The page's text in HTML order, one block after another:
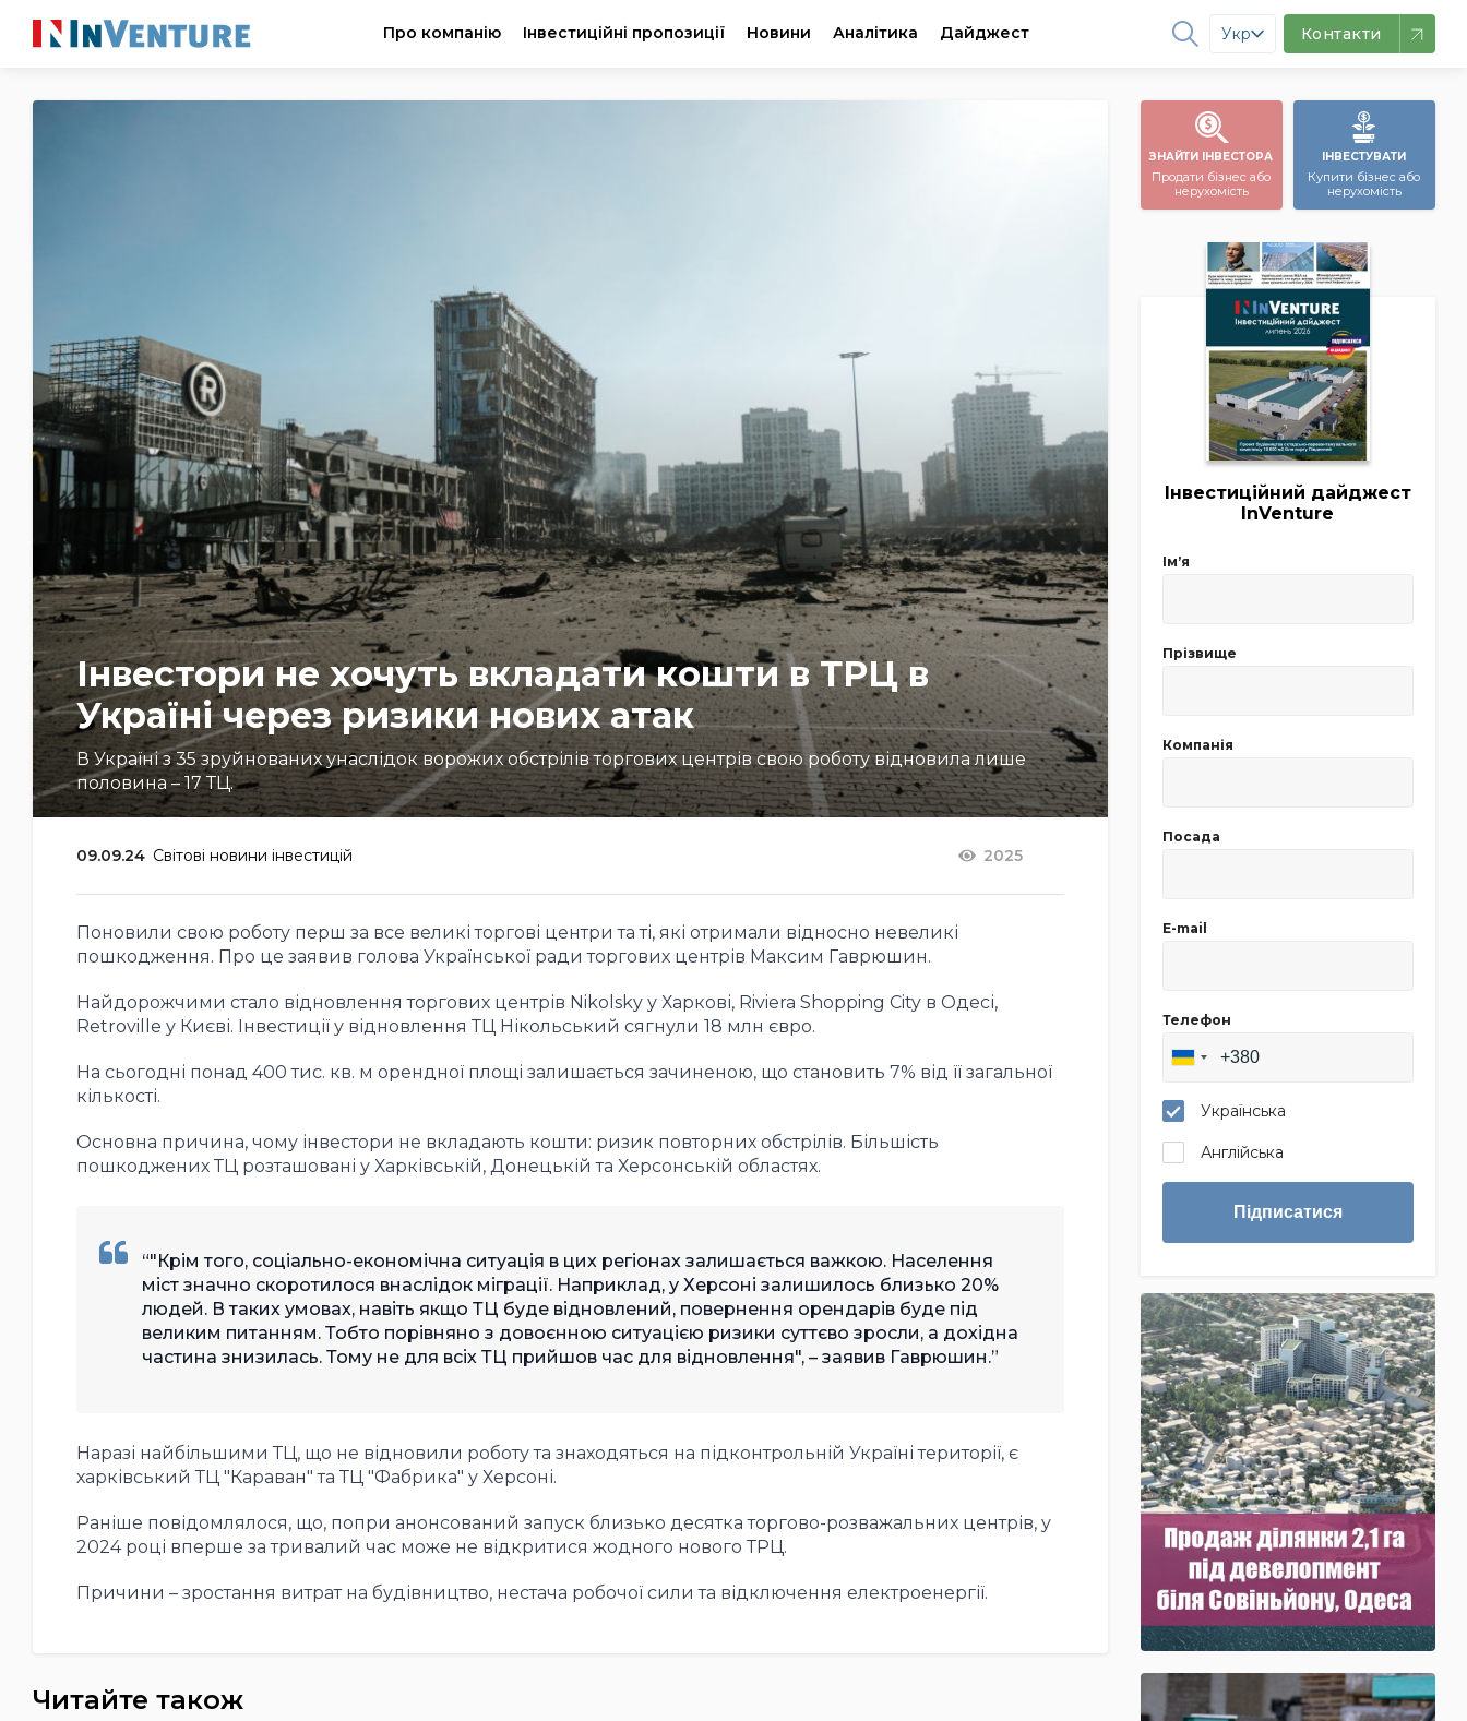
Про компанію Інвестиційні пропозиції Новини Аналітика Дайджест Укр Контакти
Інвестори не хочуть вкладати кошти в ТРЦ в
Україні через ризики нових атак
В Україні з 35 зруйнованих унаслідок ворожих обстрілів торгових центрів свою роботу відновила лише
половина – 17 ТЦ.
09.09.24 Світові новини інвестицій 2025
Поновили свою роботу перш за все великі торгові центри та ті, які отримали відносно невеликі
пошкодження. Про це заявив голова Української ради торгових центрів Максим Гаврюшин.
Найдорожчими стало відновлення торгових центрів Nikolsky у Харкові, Riviera Shopping City в Одесі,
Retroville у Києві. Інвестиції у відновлення ТЦ Нікольський сягнули 18 млн євро.
На сьогодні понад 400 тис. кв. м орендної площі залишається зачиненою, що становить 7% від її загальної
кількості.
Основна причина, чому інвестори не вкладають кошти: ризик повторних обстрілів. Більшість
пошкоджених ТЦ розташовані у Харківській, Донецькій та Херсонській областях.
"Крім того, соціально-економічна ситуація в цих регіонах залишається важкою. Населення
міст значно скоротилося внаслідок міграції. Наприклад, у Херсоні залишилось близько 20%
людей. В таких умовах, навіть якщо ТЦ буде відновлений, повернення орендарів буде під
великим питанням. Тобто порівняно з довоєнною ситуацією ризики суттєво зросли, а дохідна
частина знизилась. Тому не для всіх ТЦ прийшов час для відновлення", – заявив Гаврюшин.
Наразі найбільшими ТЦ, що не відновили роботу та знаходяться на підконтрольній Україні території, є
харківський ТЦ "Караван" та ТЦ "Фабрика" у Херсоні.
Раніше повідомлялося, що, попри анонсований запуск близько десятка торгово-розважальних центрів, у
2024 році вперше за тривалий час може не відкритися жодного нового ТРЦ.
Причини – зростання витрат на будівництво, нестача робочої сили та відключення електроенергії.
Читайте також
ЗНАЙТИ ІНВЕСТОРА
Продати бізнес або
нерухомість
ІНВЕСТУВАТИ
Купити бізнес або
нерухомість
Інвестиційний дайджест
InVenture
Імʼя
Прізвище
Компанія
Посада
E-mail
Телефон
Українська
Англійська
Підписатися